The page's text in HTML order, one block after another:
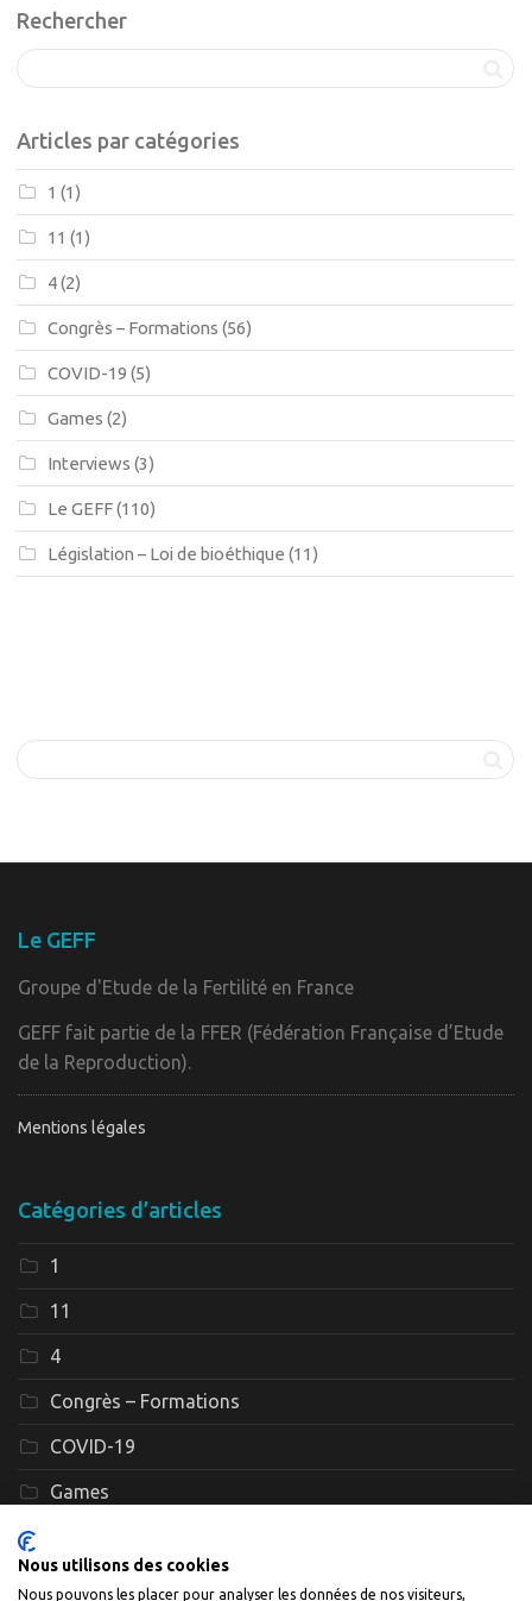
Rechercher
Articles par catégories
1 (1)
11 (1)
4(2)
Congrès – Formations (56)
COVID-19 (5)
Games (2)
Interviews (3)
Le GEFF(110)
Législation – Loi de bioéthique (11)
Le GEFF
Groupe d'Etude de la Fertilité en France
GEFF fait partie de la FFER (Fédération Française d’Etude
de la Reproduction).
Mentions légales
Catégories d’articles
1
11
4
Congrès – Formations
COVID-19
Games
Nous utilisons des cookies
Nous pouvons les placer pour analyser les données de nos visiteurs,